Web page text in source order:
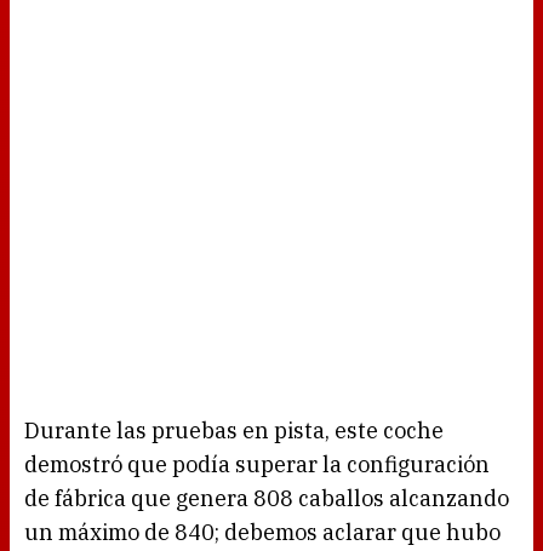
Durante las pruebas en pista, este coche
demostró que podía superar la configuración
de fábrica que genera 808 caballos alcanzando
un máximo de 840; debemos aclarar que hubo